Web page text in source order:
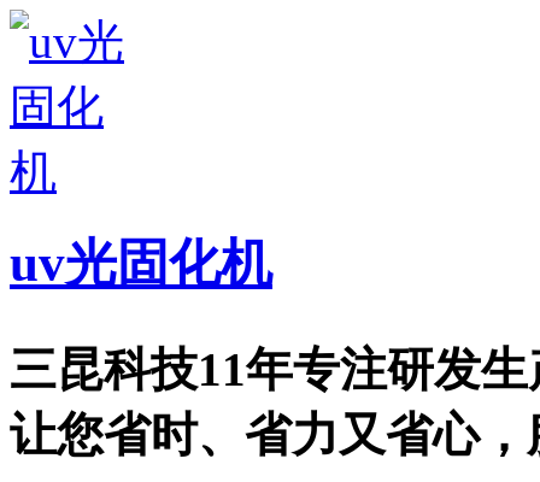
uv光固化机
三昆科技11年专注研发
让您省时、省力又省心，